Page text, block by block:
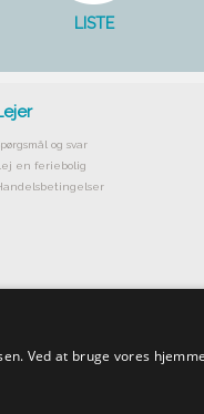
LISTE
og svar
en feriebolig
Ved at bruge vores